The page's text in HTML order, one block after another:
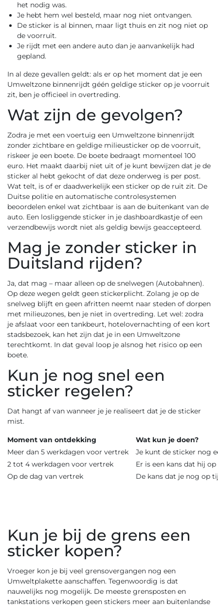
het nodig was.
Je hebt hem wel besteld, maar nog niet ontvangen.
De sticker is al binnen, maar ligt thuis en zit nog niet op
de voorruit.
Je rijdt met een andere auto dan je aanvankelijk had
gepland.
In al deze gevallen geldt: als er op het moment dat je een
Umweltzone binnenrijdt géén geldige sticker op je voorruit
zit, ben je officieel in overtreding.
Wat zijn de gevolgen?
Zodra je met een voertuig een Umweltzone binnenrijdt
zonder zichtbare en geldige milieusticker op de voorruit,
riskeer je een boete. De boete bedraagt momenteel 100
euro. Het maakt daarbij niet uit of je kunt bewijzen dat je de
sticker al hebt gekocht of dat deze onderweg is per post.
Wat telt, is of er daadwerkelijk een sticker op de ruit zit. De
Duitse politie en automatische controlesystemen
beoordelen enkel wat zichtbaar is aan de buitenkant van de
auto. Een losliggende sticker in je dashboardkastje of een
verzendbewijs wordt niet als geldig bewijs geaccepteerd.
Mag je zonder sticker in
Duitsland rijden?
Ja, dat mag – maar alleen op de snelwegen (Autobahnen).
Op deze wegen geldt geen stickerplicht. Zolang je op de
snelweg blijft en geen afritten neemt naar steden of dorpen
met milieuzones, ben je niet in overtreding. Let wel: zodra
je afslaat voor een tankbeurt, hotelovernachting of een kort
stadsbezoek, kan het zijn dat je in een Umweltzone
terechtkomt. In dat geval loop je alsnog het risico op een
boete.
Kun je nog snel een
sticker regelen?
Dat hangt af van wanneer je je realiseert dat je de sticker
mist.
Moment van ontdekking
Wat kun je doen?
Meer dan 5 werkdagen voor vertrek
Je kunt de sticker nog
2 tot 4 werkdagen voor vertrek
Er is een kans dat hij
Op de dag van vertrek
De kans dat je nog op
Kun je bij de grens een
sticker kopen?
Vroeger kon je bij veel grensovergangen nog een
Umweltplakette aanschaffen. Tegenwoordig is dat
nauwelijks nog mogelijk. De meeste grensposten en
tankstations verkopen geen stickers meer aan buitenlandse